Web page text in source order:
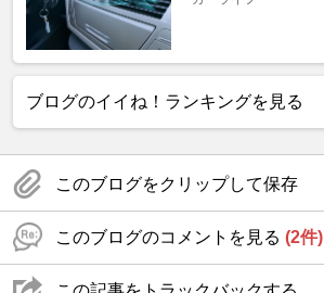
ブログのイイね！ランキングを見る
このブログをクリップして保存
このブログのコメントを見る (2件)